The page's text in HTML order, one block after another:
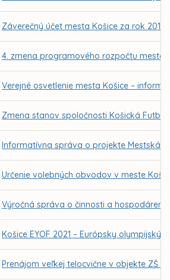
Záverečný účet mesta Košice za rok 2017
4. zmena programového rozpočtu mesta
Verejné osvetlenie mesta Košice –
Zmena stanov spoločnosti Košická
Informatívna správa o projekte Mestská
Určenie volebných obvodov v meste
Výročná správa o činnosti a hospodárení
Košice EYOF 2021 – Európsky
Prenájom veľkej telocvične v objekte ZŠ